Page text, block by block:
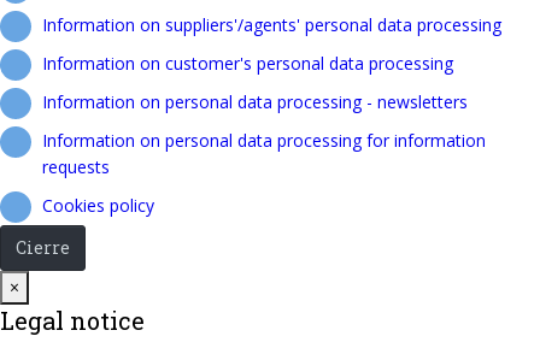
Information on suppliers'/agents' personal data processing
Information on customer's personal data processing
Information on personal data processing - newsletters
Information on personal data processing for information
requests
Cookies policy
Cierre
×
Legal notice